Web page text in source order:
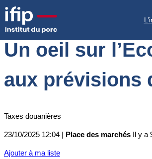
Accueil Place des marchés
Un oeil sur
aux prévisions
Taxes douanières
23/10/2025 12:04 | Place des marchés Il y a
Ajouter à ma liste